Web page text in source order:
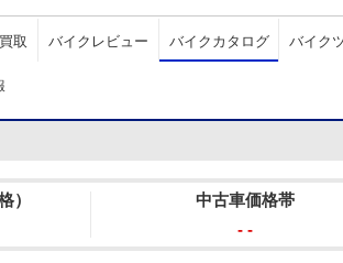
取 バイクレビュー バイクカタログ バイク
）
中古車価格帯
- -